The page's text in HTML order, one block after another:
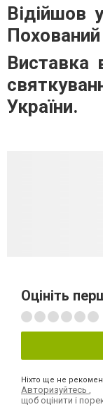
Відійшов
Виставка
України.
Оцініть
Ніхто ще не
Авторизуйтесь ,
щоб оцінити і